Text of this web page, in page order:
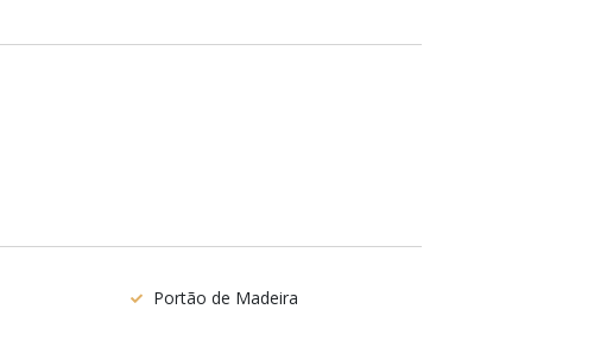
Portão de Madeira